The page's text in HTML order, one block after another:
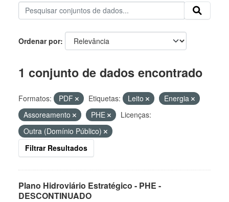
Ordenar por
1 conjunto de dados encontrado
Formatos: PDF Etiquetas: Leito
Energia
Assoreamento
PHE
Licenças:
Outra (Domínio Público)
Filtrar Resultados
Plano Hidroviário Estratégico - PHE -
DESCONTINUADO